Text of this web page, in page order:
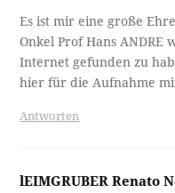
Es ist mir eine große
Onkel Prof Hans ANDRE
Internet gefunden zu
hier für die Aufnahme
Antworten
lEIMGRUBER Renato